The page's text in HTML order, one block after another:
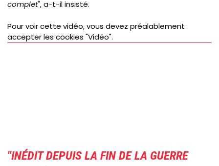
complet", a-t-il insisté.
Pour voir cette vidéo, vous devez préalablement
accepter les cookies "Vidéo".
"INÉDIT DEPUIS LA FIN DE LA GUERRE